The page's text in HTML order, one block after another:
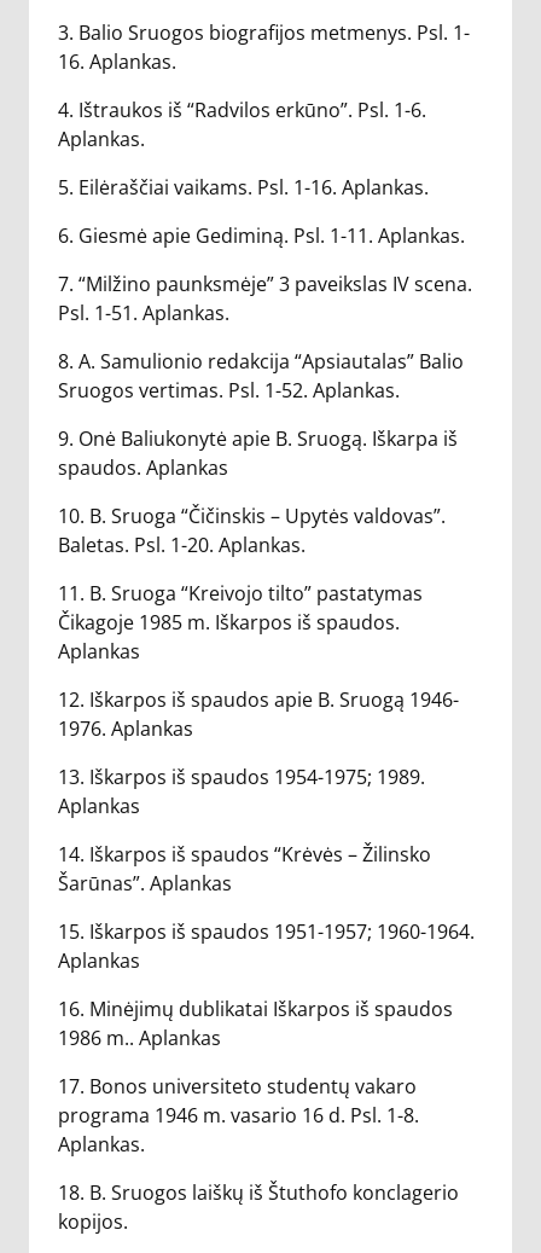
3. Balio Sruogos biografijos metmenys. Psl. 1-
16. Aplankas.
4. Ištraukos iš “Radvilos erkūno”. Psl. 1-6.
Aplankas.
5. Eilėraščiai vaikams. Psl. 1-16. Aplankas.
6. Giesmė apie Gediminą. Psl. 1-11. Aplankas.
7. “Milžino paunksmėje” 3 paveikslas IV scena.
Psl. 1-51. Aplankas.
8. A. Samulionio redakcija “Apsiautalas” Balio
Sruogos vertimas. Psl. 1-52. Aplankas.
9. Onė Baliukonytė apie B. Sruogą. Iškarpa iš
spaudos. Aplankas
10. B. Sruoga “Čičinskis – Upytės valdovas”.
Baletas. Psl. 1-20. Aplankas.
11. B. Sruoga “Kreivojo tilto” pastatymas
Čikagoje 1985 m. Iškarpos iš spaudos.
Aplankas
12. Iškarpos iš spaudos apie B. Sruogą 1946-
1976. Aplankas
13. Iškarpos iš spaudos 1954-1975; 1989.
Aplankas
14. Iškarpos iš spaudos “Krėvės – Žilinsko
Šarūnas”. Aplankas
15. Iškarpos iš spaudos 1951-1957; 1960-1964.
Aplankas
16. Minėjimų dublikatai Iškarpos iš spaudos
1986 m.. Aplankas
17. Bonos universiteto studentų vakaro
programa 1946 m. vasario 16 d. Psl. 1-8.
Aplankas.
18. B. Sruogos laiškų iš Štuthofo konclagerio
kopijos.